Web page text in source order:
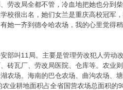
劳改局全都不管，冷血地把她也分到
校很出名，她们女兰是重庆高校冠军
她一齐到德令哈农场，我的心里觉得
部叫11局。主要是管理劳改犯人劳动
砖瓦厂、劳改局医院、仓库等。农业
农场。海南的巴仓农场、曲沟农场、
业耕地面积占全省国营农场总面积